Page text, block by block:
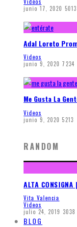
Videos
junio 17, 2020 5013
Adal Loreto
Videos
junio 9, 2020 7234
Me Gusta La
Videos
junio 9, 2020 5213
RANDOM
ALTA
Vita Valencia
Videos
julio 24, 2019 3038
BLOG